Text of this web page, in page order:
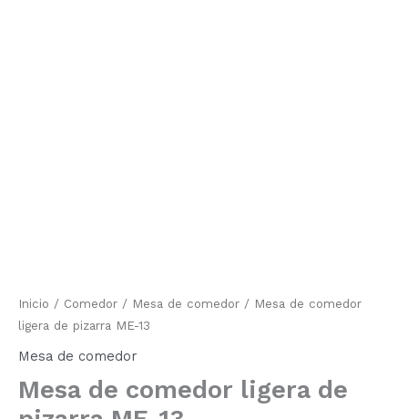
Inicio / Comedor / Mesa de comedor / Mesa de comedor
ligera de pizarra ME-13
Mesa de comedor
Mesa de comedor ligera de